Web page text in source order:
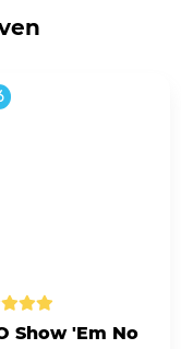
Show 'Em No